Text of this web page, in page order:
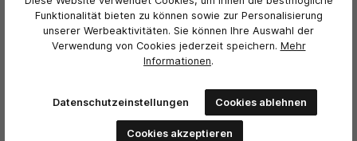
0 von Bewertungen
Durchschnittliche Bewertung von 0 von 5 Sternen
Bewerten Sie dieses Produkt!
Teilen Sie Ihre Erfahrungen mit anderen Kunden.
Bewertung schreiben
Bewertungen nur in der aktuellen Sprache anzeigen.
Funktionalität bieten zu können sowie zur Personalisierung
unserer Werbeaktivitäten. Sie können Ihre Auswahl der
Verwendung von Cookies jederzeit speichern. Mehr
Informationen.
Datenschutzeinstellungen Cookies ablehnen
Cookies akzeptieren